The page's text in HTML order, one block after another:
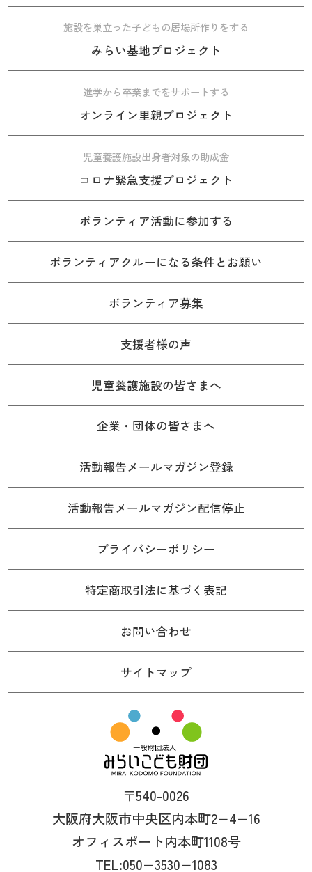
施設を巣立った子どもの居場所作りをする
みらい基地プロジェクト
進学から卒業までをサポートする
オンライン里親プロジェクト
児童養護施設出身者対象の助成金
コロナ緊急支援プロジェクト
ボランティア活動に参加する
ボランティアクルーになる条件とお願い
ボランティア募集
支援者様の声
児童養護施設の皆さまへ
企業・団体の皆さまへ
活動報告メールマガジン登録
活動報告メールマガジン配信停止
プライバシーポリシー
特定商取引法に基づく表記
お問い合わせ
サイトマップ
〒540-0026
大阪府大阪市中央区内本町2−4−16
オフィスポート内本町1108号
TEL:050−3530−1083